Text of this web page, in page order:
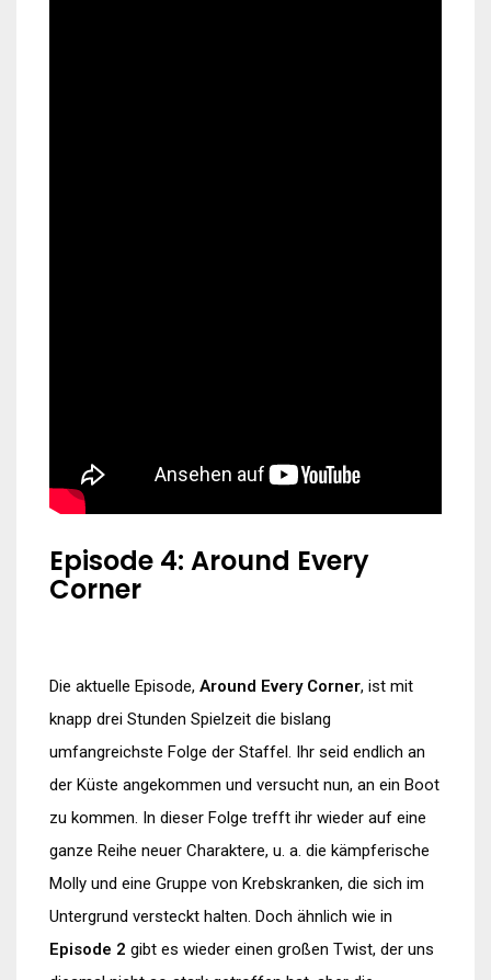
Episode 4: Around Every
Corner
Die aktuelle Episode, Around Every Corner, ist mit
knapp drei Stunden Spielzeit die bislang
umfangreichste Folge der Staffel. Ihr seid endlich an
der Küste angekommen und versucht nun, an ein Boot
zu kommen. In dieser Folge trefft ihr wieder auf eine
ganze Reihe neuer Charaktere, u. a. die kämpferische
Molly und eine Gruppe von Krebskranken, die sich im
Untergrund versteckt halten. Doch ähnlich wie in
Episode 2 gibt es wieder einen großen Twist, der uns